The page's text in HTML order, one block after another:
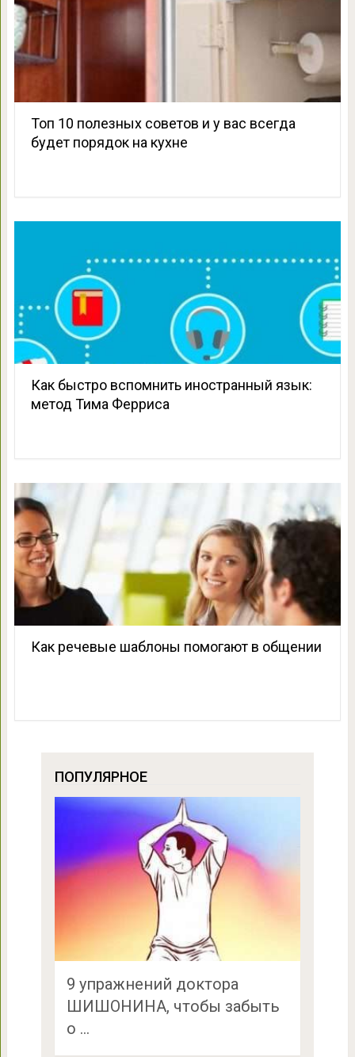
Топ 10 полезных советов и у вас всегда
будет порядок на кухне
Как быстро вспомнить иностранный язык:
метод Тима Ферриса
Как речевые шаблоны помогают в общении
ПОПУЛЯРНОЕ
9 упражнений доктора
ШИШОНИНА, чтобы забыть
о …